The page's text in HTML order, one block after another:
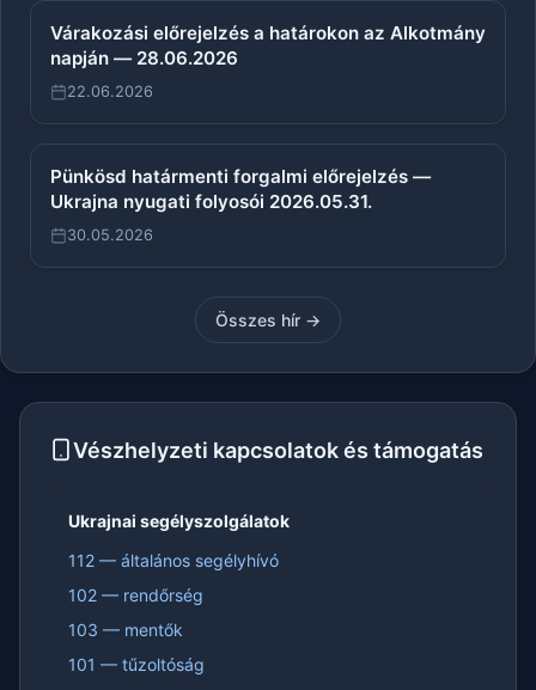
Várakozási előrejelzés a határokon az Alkotmány
napján — 28.06.2026
22.06.2026
Pünkösd határmenti forgalmi előrejelzés —
Ukrajna nyugati folyosói 2026.05.31.
30.05.2026
Összes hír →
Vészhelyzeti kapcsolatok és támogatás
Ukrajnai segélyszolgálatok
112 — általános segélyhívó
102 — rendőrség
103 — mentők
101 — tűzoltóság